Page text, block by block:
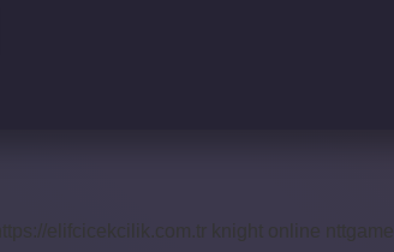
https://elifcicekcilik.com.tr knight online nttgame